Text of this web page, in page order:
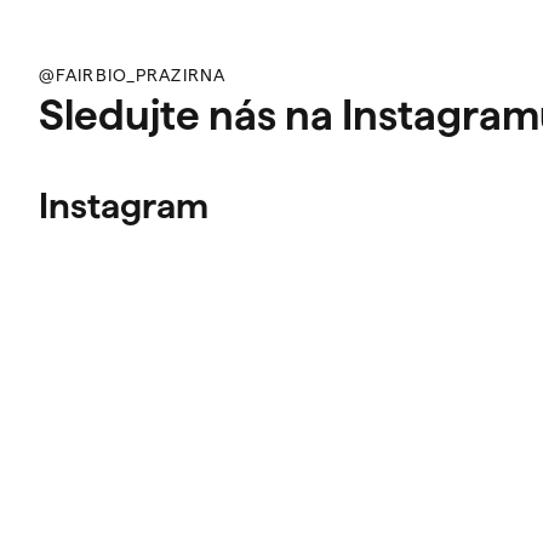
@FAIRBIO_PRAZIRNA
Sledujte nás na
Instagram